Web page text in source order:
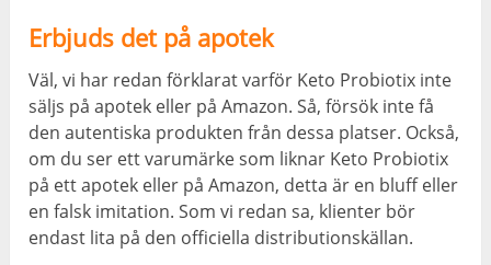
Erbjuds det på apotek
Väl, vi har redan förklarat varför Keto Probiotix inte
säljs på apotek eller på Amazon. Så, försök inte få
den autentiska produkten från dessa platser. Också,
om du ser ett varumärke som liknar Keto Probiotix
på ett apotek eller på Amazon, detta är en bluff eller
en falsk imitation. Som vi redan sa, klienter bör
endast lita på den officiella distributionskällan.